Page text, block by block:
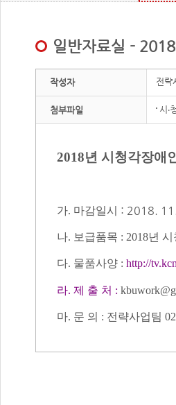
일반자료실 -
작성자 전략
첨부파일 시‧
2018년 시청각장애
가. 마감일시 : 2018.
나. 보급품목 : 2018년
다. 물품사양 : http://
라. 제 출 처 :
마​. 문 의 : 전략사업팀